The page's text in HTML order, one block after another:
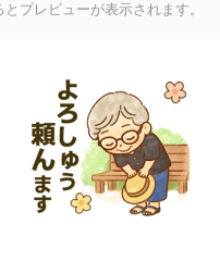
プレビューが表示されます。